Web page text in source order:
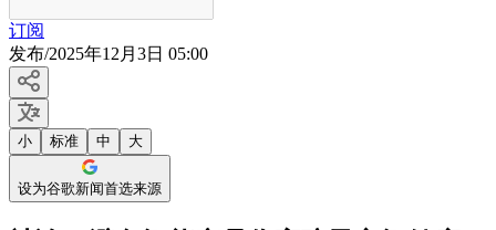
订阅
发布/2025年12月3日 05:00
小 标准 中 大
设为谷歌新闻首选来源